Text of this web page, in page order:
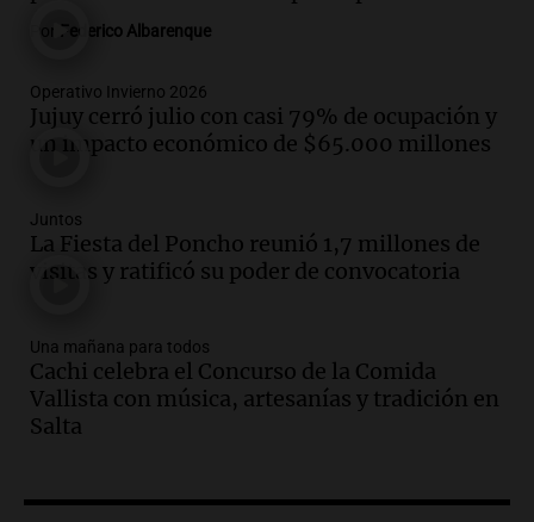
Episodios
bonarda para disfrutar el fin de semana
en Mendoza
Panorama Federal
en la Sociedad Rural de Bulaya con
actividades para toda la familia
Panorama Federal
Audio.Villa María presenta nuevos
edificios y una casa del estudiante para
jóvenes de la región
Panorama Federal
Audio.Preparativos finales para la gran
Federico Albarenque
Operativo Invierno 2026
Jujuy cerró julio con casi 79% de ocupación y
un impacto económico de $65.000 millones
Juntos
La Fiesta del Poncho reunió 1,7 millones de
visitas y ratificó su poder de convocatoria
Una mañana para todos
Cachi celebra el Concurso de la Comida
Vallista con música, artesanías y tradición en
Salta